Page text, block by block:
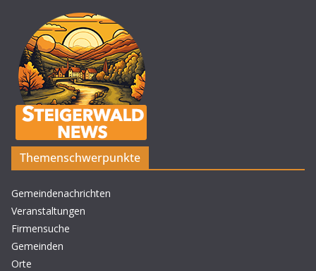
Themenschwerpunkte
Gemeindenachrichten
Veranstaltungen
Firmensuche
Gemeinden
Orte